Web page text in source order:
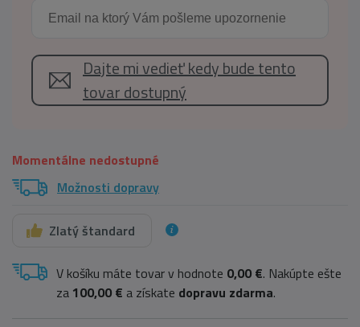
Dajte mi vedieť kedy bude tento
tovar dostupný
Momentálne nedostupné
Možnosti dopravy
Zlatý štandard
V košíku máte tovar v hodnote 0,00 €. Nakúpte ešte
za 100,00 € a získate dopravu zdarma.